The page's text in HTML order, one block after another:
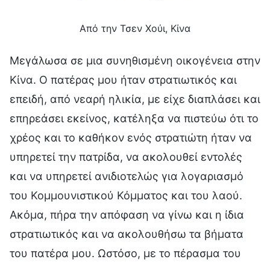
Από την Τσεν Χούι, Κίνα
Μεγάλωσα σε μια συνηθισμένη οικογένεια στην
Κίνα. Ο πατέρας μου ήταν στρατιωτικός και
επειδή, από νεαρή ηλικία, με είχε διαπλάσει και
επηρεάσει εκείνος, κατέληξα να πιστεύω ότι το
χρέος και το καθήκον ενός στρατιώτη ήταν να
υπηρετεί την πατρίδα, να ακολουθεί εντολές
και να υπηρετεί ανιδιοτελώς για λογαριασμό
του Κομμουνιστικού Κόμματος και του λαού.
Ακόμα, πήρα την απόφαση να γίνω και η ίδια
στρατιωτικός και να ακολουθήσω τα βήματα
του πατέρα μου. Ωστόσο, με το πέρασμα του